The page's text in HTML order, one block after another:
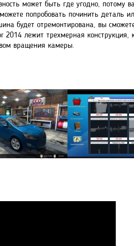
может быть где угодно, потому
попробовать починить деталь
будет отремонтирована, вы
лежит трехмерная конструкция,
вращения камеры.